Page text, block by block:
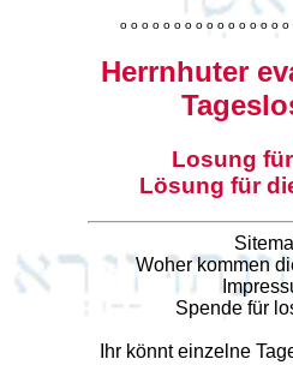
o o o o o o o o o o o o o o o o
Herrnhuter
Losung
Lösung für
Woher kommen
Spende für
Ihr könnt einzelne